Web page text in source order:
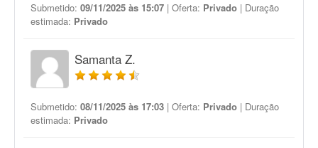
Submetido: 09/11/2025 às 15:07 | Oferta: Privado | Duração
estimada: Privado
Samanta Z.
Submetido: 08/11/2025 às 17:03 | Oferta: Privado | Duração
estimada: Privado